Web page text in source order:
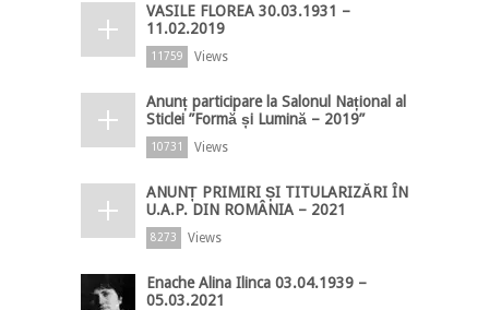
VASILE FLOREA 30.03.1931 –
11.02.2019
11759 Views
Anunț participare la Salonul Național al
Sticlei ”Formă și Lumină – 2019”
10731 Views
ANUNȚ PRIMIRI ȘI TITULARIZĂRI ÎN
U.A.P. DIN ROMÂNIA – 2021
8273 Views
Enache Alina Ilinca 03.04.1939 –
05.03.2021